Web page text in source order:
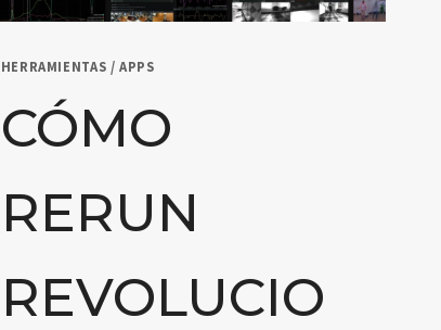
HERRAMIENTAS / APPS
CÓMO
RERUN
REVOLUCIO